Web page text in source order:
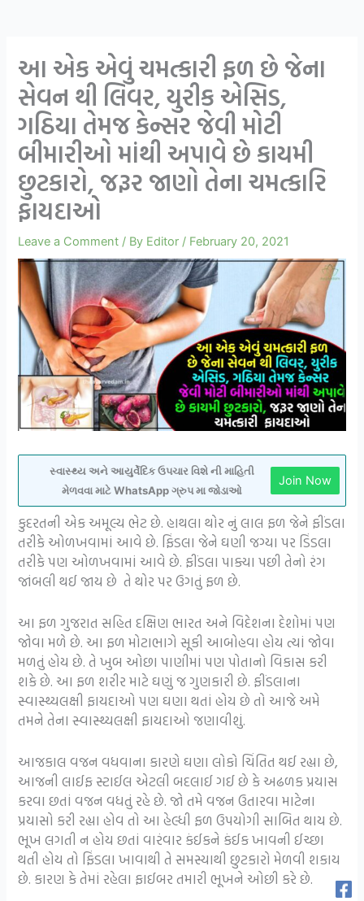
આ એક એવું ચમત્કારી ફળ છે જેના
સેવન થી લિવર, યુરીક એસિડ,
ગઠિયા તેમજ કેન્સર જેવી મોટી
બીમારીઓ માંથી અપાવે છે કાયમી
છુટકારો, જરૂર જાણો તેના ચમત્કારિ
ફાયદાઓ
Leave a Comment / By Editor / February 20, 2021
સ્વાસ્થ્ય અને આયુર્વેદિક ઉપચાર વિશે ની માહિતી
મેળવવા માટે WhatsApp ગ્રુપ મા જોડાઓ
Join Now
કુદરતની એક અમૂલ્ય ભેટ છે. હાથલા થોર નું લાલ ફળ જેને ફીંડલા
તરીકે ઓળખવામાં આવે છે. ફિંડલા જેને ઘણી જગ્યા પર ડિંડલા
તરીકે પણ ઓળખવામાં આવે છે. ફીંડલા પાક્યા પછી તેનો રંગ
જાંબલી થઈ જાય છે તે થોર પર ઉગતું ફળ છે.
આ ફળ ગુજરાત સહિત દક્ષિણ ભારત અને વિદેશના દેશોમાં પણ
જોવા મળે છે. આ ફળ મોટાભાગે સૂકી આબોહવા હોય ત્યાં જોવા
મળતું હોય છે. તે ખુબ ઓછા પાણીમાં પણ પોતાનો વિકાસ કરી
શકે છે. આ ફળ શરીર માટે ઘણું જ ગુણકારી છે. ફીંડલાના
સ્વાસ્થ્યલક્ષી ફાયદાઓ પણ ઘણા થતાં હોય છે તો આજે અમે
તમને તેના સ્વાસ્થ્યલક્ષી ફાયદાઓ જણાવીશું.
આજકાલ વજન વધવાના કારણે ઘણા લોકો ચિંતિત થઈ રહ્યા છે,
આજની લાઈફ સ્ટાઈલ એટલી બદલાઈ ગઈ છે કે અઢળક પ્રયાસ
કરવા છતાં વજન વધતું રહે છે. જો તમે વજન ઉતારવા માટેના
પ્રયાસો કરી રહ્યા હોવ તો આ હેલ્ધી ફળ ઉપયોગી સાબિત થાય છે.
ભૂખ લગતી ન હોય છતાં વારંવાર કંઈકને કંઈક ખાવની ઈચ્છા
થતી હોય તો ફિંડલા ખાવાથી તે સમસ્યાથી છુટકારો મેળવી શકાય
છે. કારણ કે તેમાં રહેલા ફાઈબર તમારી ભૂખને ઓછી કરે છે.